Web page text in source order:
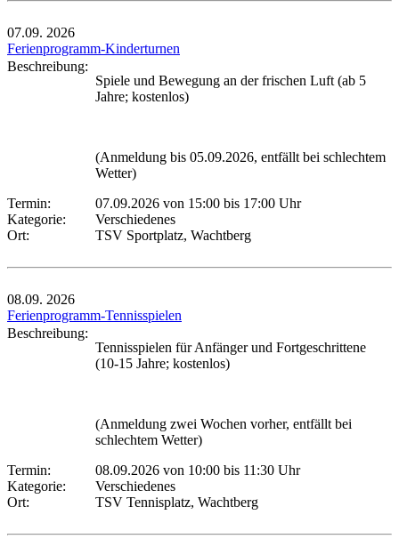
07.09. 2026
Ferienprogramm-Kinderturnen
Beschreibung:
Spiele und Bewegung an der frischen Luft (ab 5
Jahre; kostenlos)
(Anmeldung bis 05.09.2026, entfällt bei schlechtem
Wetter)
Termin:
07.09.2026 von 15:00 bis 17:00 Uhr
Kategorie:
Verschiedenes
Ort:
TSV Sportplatz, Wachtberg
08.09. 2026
Ferienprogramm-Tennisspielen
Beschreibung:
Tennisspielen für Anfänger und Fortgeschrittene
(10-15 Jahre; kostenlos)
(Anmeldung zwei Wochen vorher, entfällt bei
schlechtem Wetter)
Termin:
08.09.2026 von 10:00 bis 11:30 Uhr
Kategorie:
Verschiedenes
Ort:
TSV Tennisplatz, Wachtberg